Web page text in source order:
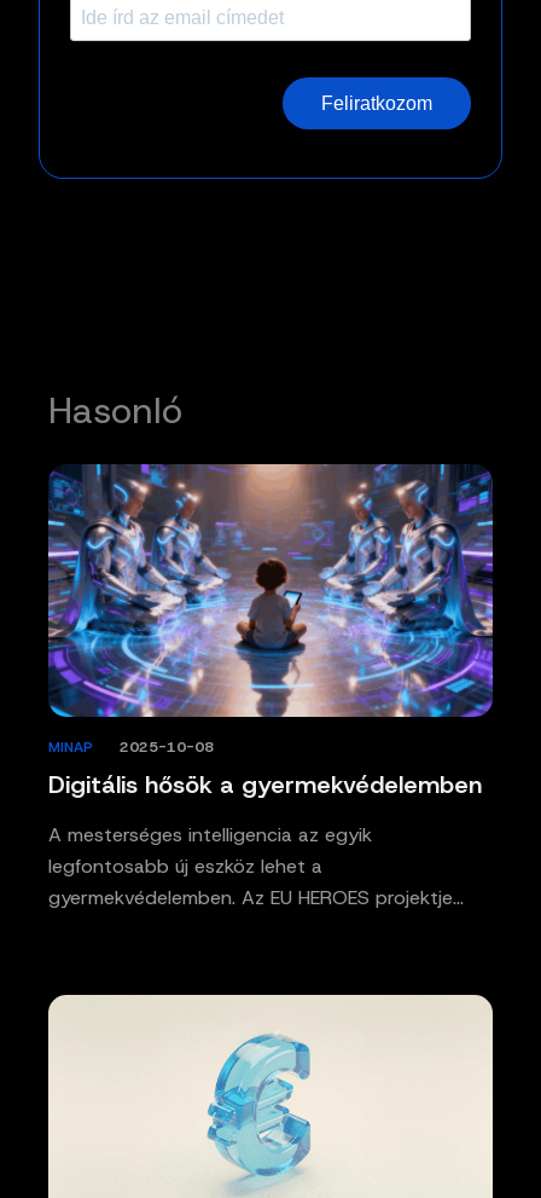
Feliratkozom
Hasonló
Digitális hősök a gyermekvédelemben
MINAP 2025-10-08
A mesterséges intelligencia az egyik
legfontosabb új eszköz lehet a
gyermekvédelemben. Az EU HEROES projektje…